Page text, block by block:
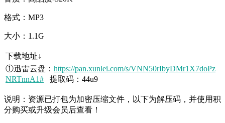
格式：MP3
大小：1.1G
下载地址↓
①迅雷云盘： https://pan.xunlei.com/s/VNN50rIbyDMr1X7doPz
NRTnnA1# 提取码：44u9
说明：资源已打包为加密压缩文件，以下为解压码，并使用积
分购买或升级会员后查看！